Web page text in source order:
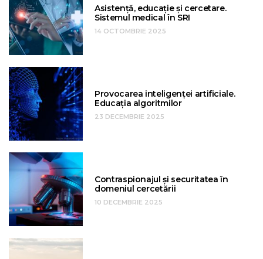
Asistență, educație și cercetare.
Sistemul medical în SRI
14 OCTOMBRIE 2025
Provocarea inteligenței artificiale.
Educația algoritmilor
23 DECEMBRIE 2025
Contraspionajul și securitatea în
domeniul cercetării
10 DECEMBRIE 2025